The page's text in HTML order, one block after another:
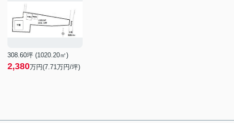
308.60坪 (1020.20㎡)
2,380万円(7.71万円/坪)